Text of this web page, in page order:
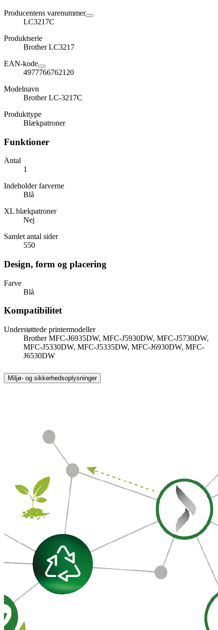
Producentens varenummer
LC3217C
Produktserie
Brother LC3217
EAN-kode
4977766762120
Modelnavn
Brother LC-3217C
Produkttype
Blækpatroner
Funktioner
Antal
1
Indeholder farverne
Blå
XL blækpatroner
Nej
Samlet antal sider
550
Design, form og placering
Farve
Blå
Kompatibilitet
Understøttede printermodeller
Brother MFC-J6935DW, MFC-J5930DW, MFC-J5730DW,
MFC-J5330DW, MFC-J5335DW, MFC-J6930DW, MFC-
J6530DW
Miljø- og sikkerhedsoplysninger